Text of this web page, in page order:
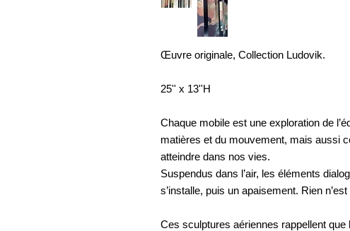
Œuvre originale, Collection Ludovik.
25'' x 13''H
Chaque mobile est une exploration de
matières et du mouvement, mais aussi
atteindre dans nos vies.
Suspendus dans l’air, les éléments
s’installe, puis un apaisement. Rien
Ces sculptures aériennes rappellent que